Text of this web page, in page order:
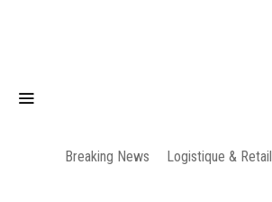
Breaking News Logistique & Retail